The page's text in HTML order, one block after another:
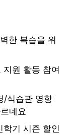
한 복습을 위
원 활동 참여
/식습관 영향
네요
학기 시즌 할인